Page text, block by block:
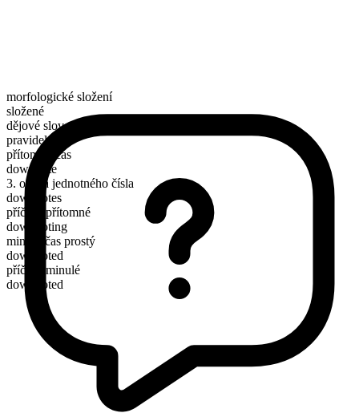
morfologické složení
složené
dějové sloveso
pravidelné
přítomný čas
downvote
3. osoba jednotného čísla
downvotes
příčestí přítomné
downvoting
minulý čas prostý
downvoted
příčestí minulé
downvoted